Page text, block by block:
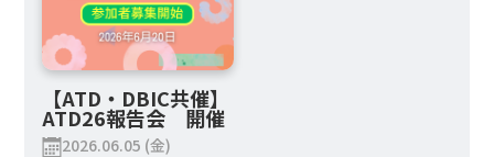
【ATD・DBIC共催】
ATD26報告会 開催
2026.06.05 (金)